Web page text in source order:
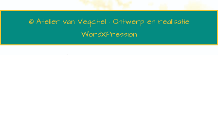
© Atelier van Vegchel · Ontwerp en realisatie
WordXPression